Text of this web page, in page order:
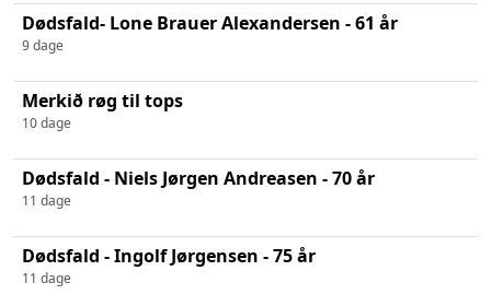
Dødsfald- Lone Brauer Alexandersen - 61 år
9 dage
Merkið røg til tops
10 dage
Dødsfald - Niels Jørgen Andreasen - 70 år
11 dage
Dødsfald - Ingolf Jørgensen - 75 år
11 dage